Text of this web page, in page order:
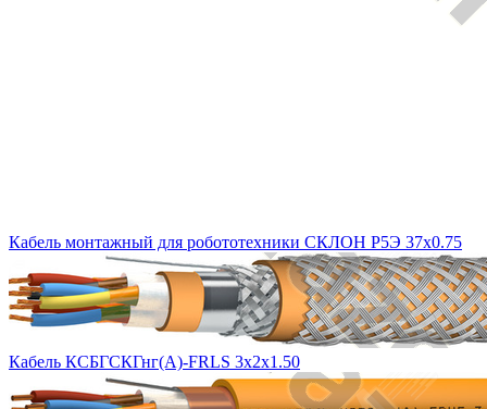
Кабель монтажный для робототехники СКЛОН Р5Э 37х0.75
Кабель КСБГСКГнг(А)-FRLS 3х2х1.50